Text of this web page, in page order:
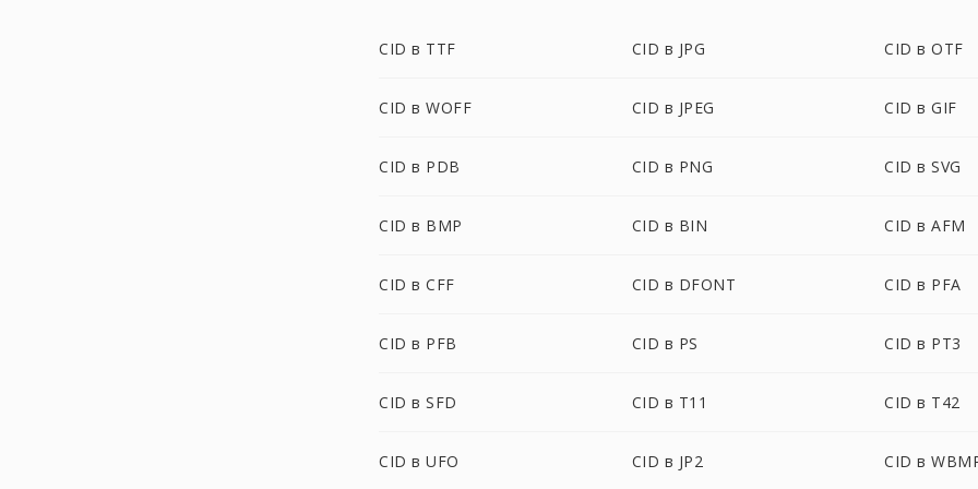
CID в TTF CID в JPG CID в OTF
CID в WOFF CID в JPEG CID в GIF
CID в PDB CID в PNG CID в SVG
CID в BMP CID в BIN CID в AFM
CID в CFF CID в DFONT CID в PFA
CID в PFB CID в PS CID в PT3
CID в SFD CID в T11 CID в T42
CID в UFO CID в JP2 CID в